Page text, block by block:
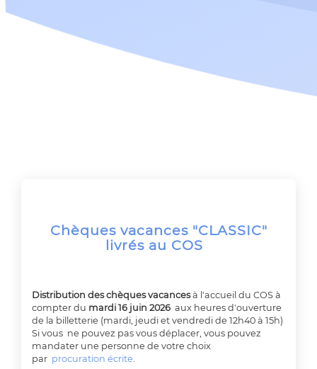
Chèques vacances "CLASSIC"
livrés au COS
Distribution des chèques vacancesà l'accueil du COS à
compter du mardi 16 juin 2026 aux heures d'ouverture
de la billetterie (mardi, jeudi et vendredi de 12h40 à 15h)
Si vous ne pouvez pas vous déplacer, vous pouvez
mandater une personne de votre choix
par procuration écrite